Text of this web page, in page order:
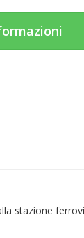
stazione